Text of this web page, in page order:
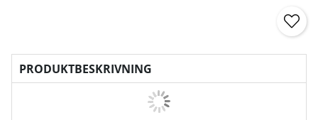
PRODUKTBESKRIVNING